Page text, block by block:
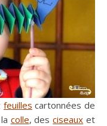
feuilles cartonnées de
colle, desciseaux et